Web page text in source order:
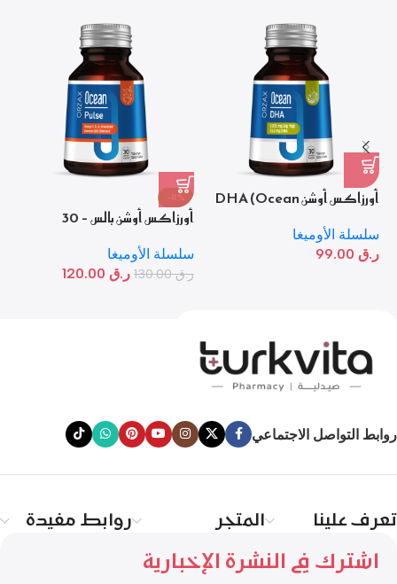
أورزاكس أوشن DHA (Ocean
النقاء
سلسلة الأوميغا
ر.ق
-8%
أورزاكس أوشن بالس – 30
سلسلة الأوميغا
ر.ق130.00 ر.ق
روابط التواصل الاجتماعي
تعرف علينا المتجر روابط مفيدة
اشترك في النشرة الإخبارية